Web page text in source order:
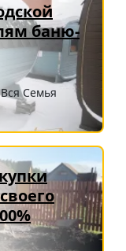
баню-
Семья